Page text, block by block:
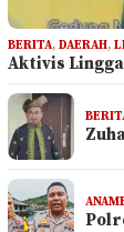
BERITA, DAERAH,
Aktivis